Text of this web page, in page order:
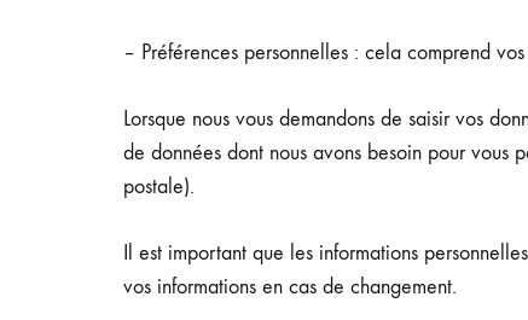
– Préférences personnelles : cela comprend
Lorsque nous vous demandons de saisir vos
de données dont nous avons besoin pour vous
postale).
Il est important que les informations
vos informations en cas de changement.